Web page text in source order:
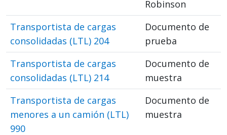
Robinson
Transportista de cargas
consolidadas (LTL) 204
Documento de
prueba
Transportista de cargas
consolidadas (LTL) 214
Documento de
muestra
Transportista de cargas
menores a un camión (LTL)
990
Documento de
muestra